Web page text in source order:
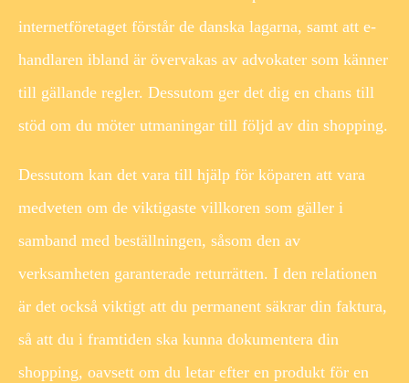
internetföretaget förstår de danska lagarna, samt att e-
handlaren ibland är övervakas av advokater som känner
till gällande regler. Dessutom ger det dig en chans till
stöd om du möter utmaningar till följd av din shopping.
Dessutom kan det vara till hjälp för köparen att vara
medveten om de viktigaste villkoren som gäller i
samband med beställningen, såsom den av
verksamheten garanterade returrätten. I den relationen
är det också viktigt att du permanent säkrar din faktura,
så att du i framtiden ska kunna dokumentera din
shopping, oavsett om du letar efter en produkt för en